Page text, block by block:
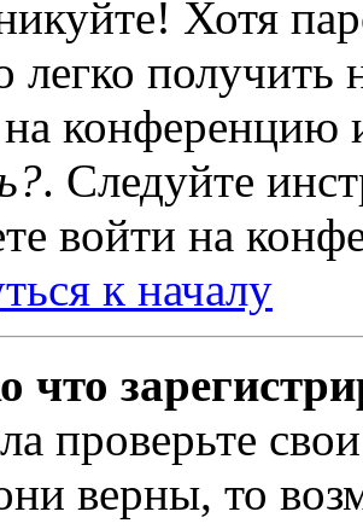
Хотя
получить
на
. Следуйте
войти на
к началу
что
проверьте
верны, то